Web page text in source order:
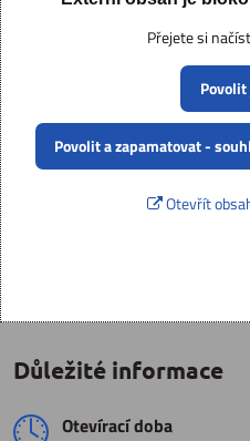
Přejete si
Povolit a zapamatovat -
Otevřít
Důležité informace
Otevírací doba